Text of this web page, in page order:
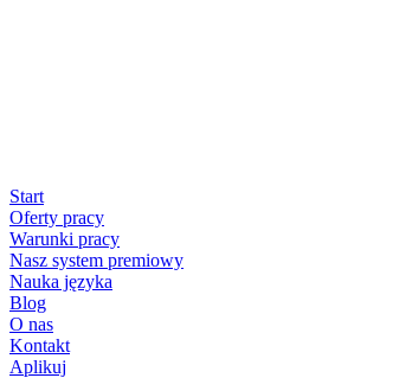
Start
Oferty pracy
Warunki pracy
Nasz system premiowy
Nauka języka
Blog
O nas
Kontakt
Aplikuj